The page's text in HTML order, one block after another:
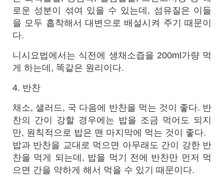
로운 성분이 섞여 있을 수 있는데, 섬유질은 이들
을 모두 흡착해서 대변으로 배설시켜 주기 때문이
다.
니시요법에서는 식전에 생채소즙을 200ml가량 먹
게 하는데, 똑같은 원리이다.
4. 반찬
채소, 샐러드, 국 다음에 반찬을 먹는 것이 좋다. 반
찬의 간이 강할 경우에는 밥을 조금 먹어도 되지
만, 원칙적으로 밥은 맨 마지막에 먹는 것이 좋다.
밥과 반찬을 교대로 먹으면 아무래도 간이 강한 반
찬을 먹게 되는데, 밥을 먹기 전에 반찬만 먼저 먹
으면 간을 약하게 해서 먹을 수 있기 때문이다.